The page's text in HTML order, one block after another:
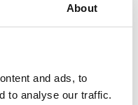
About
and ads, to
to analyse our traffic.
inviterer